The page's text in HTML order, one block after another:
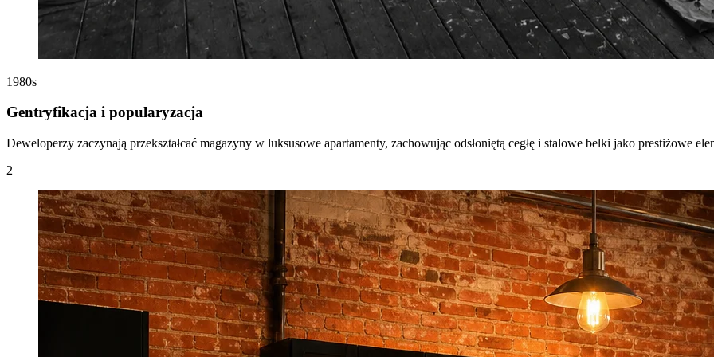
1980s
Gentryfikacja i popularyzacja
Deweloperzy zaczynają przekształcać magazyny w luksusowe apartamenty, zachowując odsłoniętą cegłę i stalowe belki jako prestiżowe
2